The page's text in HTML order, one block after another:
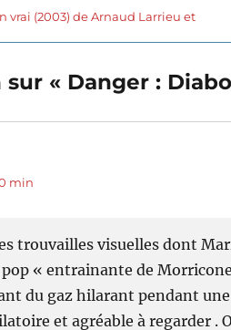
vrai (2003) de Arnaud Larrieu et
« Danger :
min
trouvailles visuelles dont
« entrainante de
du gaz hilarant pendant
et agréable à regarder .